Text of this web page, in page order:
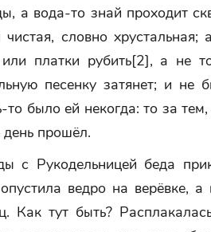
а вода-то знай проходит
чистая, словно
или платки рубить[2], а не
песенку затянет; и не
то было ей некогда: то за
день прошёл.
с Рукодельницей беда
ведро на верёвке,
Как тут быть?